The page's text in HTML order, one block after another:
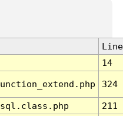
Line
14
324
211